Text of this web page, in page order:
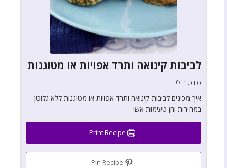
לביבות קינואה ותרד אפויות או מטוגנות
סוויט דולי
איך מכינים לביבות קינואה ותרד אפויות או מטוגנות ללא גלוטן
במהירות והן טעימות אש!